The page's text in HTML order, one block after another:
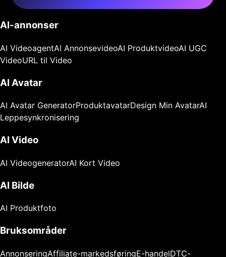
AI-annonser
AI VideoagentAI AnnonsevideoAI ProduktvideoAI UGC
VideoURL til Video
AI Avatar
AI Avatar GeneratorProduktavatarDesign Min AvatarAI
Leppesynkronisering
AI Video
AI VideogeneratorAI Kort Video
AI Bilde
AI Produktfoto
Bruksområder
AnnonseringAffiliate-markedsføringE-handelDTC-